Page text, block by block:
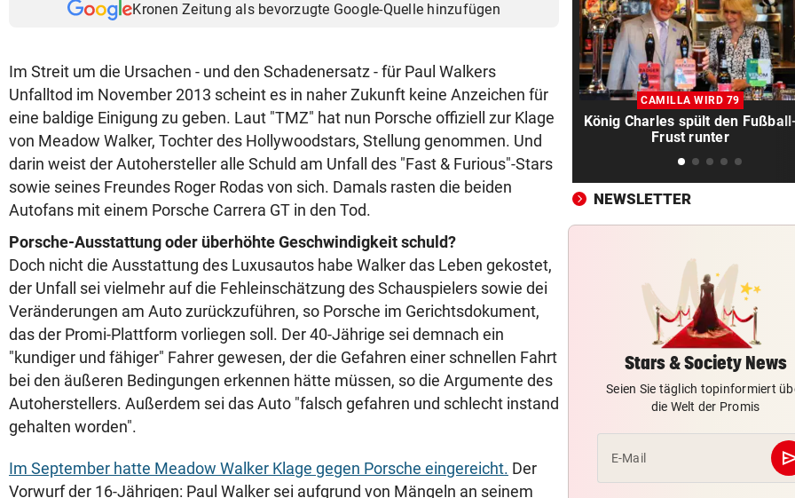
Kronen Zeitung als bevorzugte Google-Quelle hinzufügen
Im Streit um die Ursachen - und den Schadenersatz - für Paul Walkers
Unfalltod im November 2013 scheint es in naher Zukunft keine Anzeichen für
eine baldige Einigung zu geben. Laut "TMZ" hat nun Porsche offiziell zur Klage
von Meadow Walker, Tochter des Hollywoodstars, Stellung genommen. Und
darin weist der Autohersteller alle Schuld am Unfall des "Fast & Furious"-Stars
sowie seines Freundes Roger Rodas von sich. Damals rasten die beiden
Autofans mit einem Porsche Carrera GT in den Tod.
Porsche-Ausstattung oder überhöhte Geschwindigkeit schuld?
Doch nicht die Ausstattung des Luxusautos habe Walker das Leben gekostet,
der Unfall sei vielmehr auf die Fehleinschätzung des Schauspielers sowie dei
Veränderungen am Auto zurückzuführen, so Porsche im Gerichtsdokument,
das der Promi-Plattform vorliegen soll. Der 40-Jährige sei demnach ein
"kundiger und fähiger" Fahrer gewesen, der die Gefahren einer schnellen Fahrt
bei den äußeren Bedingungen erkennen hätte müssen, so die Argumente des
Autoherstellers. Außerdem sei das Auto "falsch gefahren und schlecht instand
gehalten worden".
Im September hatte Meadow Walker Klage gegen Porsche eingereicht. Der
Vorwurf der 16-Jährigen: Paul Walker sei aufgrund von Mängeln an seinem
Cyberangriff auf Wiener
Schmuckhändler Frey Wille
EUROPA-LEAGUE-QUALI vor
Joker Tabakovic führt
Last-Minute-Sieg
Erste Anklage gegen Israeli
Gaza-Krieg
Sportboss Katzer: „Fahren
superhappy nach Hause“
ORKAN, KEIN STROM & CO
Skurrilitäten in der Red Bull
häufen sich
WASSERSPRINGEN
SCHON NÄCHSTE SAISON vor 7
CAMILLA WIRD 79
König Charles spült den
Frust runter
NEWSLETTER
Stars & Society News
Seien Sie täglich topinformiert
die Welt der Promis
E-Mail